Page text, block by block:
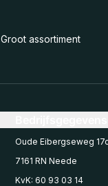
Groot assortiment
Oude Eibergseweg
7161 RN Neede
KvK: 60 93 03 14